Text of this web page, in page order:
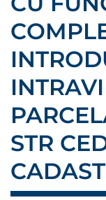
STR